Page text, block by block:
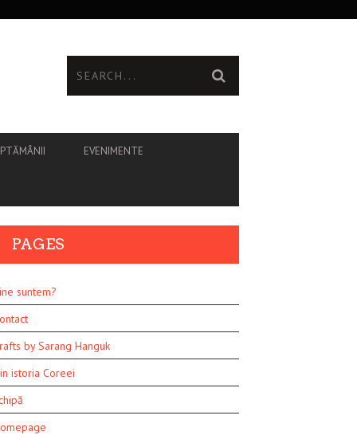
EVENIMENTE
PAGES
suntem?
by Sarang Hanguk
istoria Coreei